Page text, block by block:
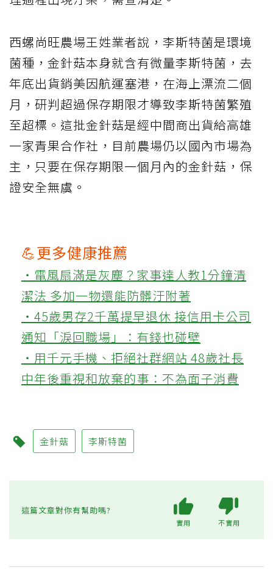
西螺尚旺農場王姓業者說，李斯特菌是環境
菌種，金針菇本身就含有微量李斯特菌，去
年底出貨銷美因航運塞港，在海上漂流二個
月，研判超過保存期限才導致李斯特菌繁殖
至超標。這批金針菇是經中間商出貨給高雄
一家青果合作社，目前農場仍以國內市場為
主，只要在保存期限一個月內的金針菇，保
證安全無虞。
💪更多健康推薦
‧電風扇滿是灰塵？家事達人教1分鐘清
潔法 多加一物還能防髒汙附著
‧45歲男存2千萬提早退休 接信用卡公司
通知「淚回職場」：有錢也碰壁
‧用千元手機、拒絕社群網站 48歲社長
中年後重視和放棄的事：不為面子消費
金針菇 李斯特菌
這篇文章對你有幫助嗎?
實用 不實用